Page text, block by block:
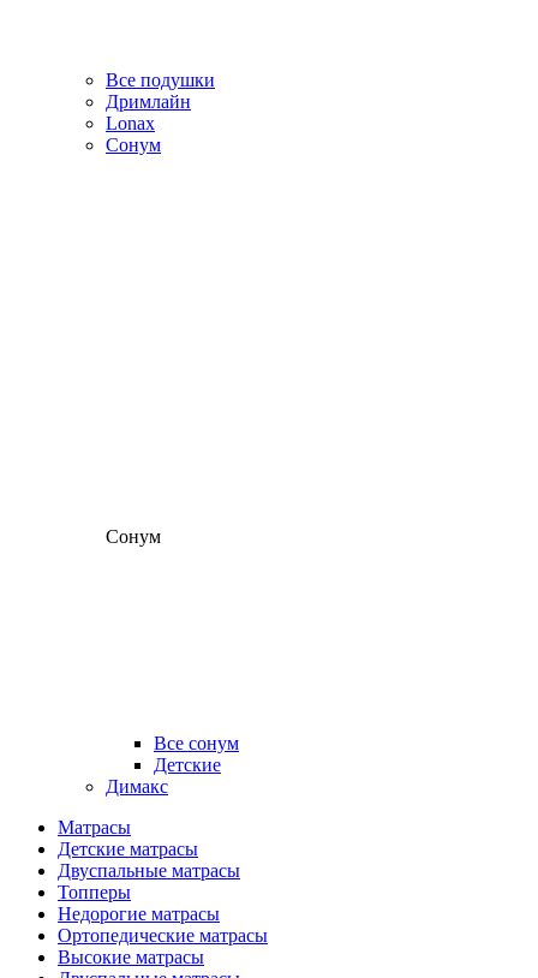
Все подушки
Дримлайн
Lonax
Сонум
Сонум
Все сонум
Детские
Димакс
Матрасы
Детские матрасы
Двуспальные матрасы
Топперы
Недорогие матрасы
Ортопедические матрасы
Высокие матрасы